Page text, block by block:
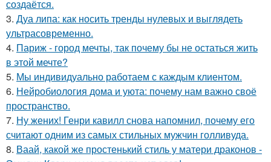
создаётся.
3. Дуа липа: как носить тренды нулевых и выглядеть
ультрасовременно.
4. Париж - город мечты, так почему бы не остаться жить
в этой мечте?
5. Мы индивидуально работаем с каждым клиентом.
6. Нейробиология дома и уюта: почему нам важно своё
пространство.
7. Ну жених! Генри кавилл снова напомнил, почему его
считают одним из самых стильных мужчин голливуда.
8. Ваай, какой же простенький стиль у матери драконов -